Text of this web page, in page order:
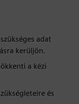
adat
kerüljön.
a kézi
és